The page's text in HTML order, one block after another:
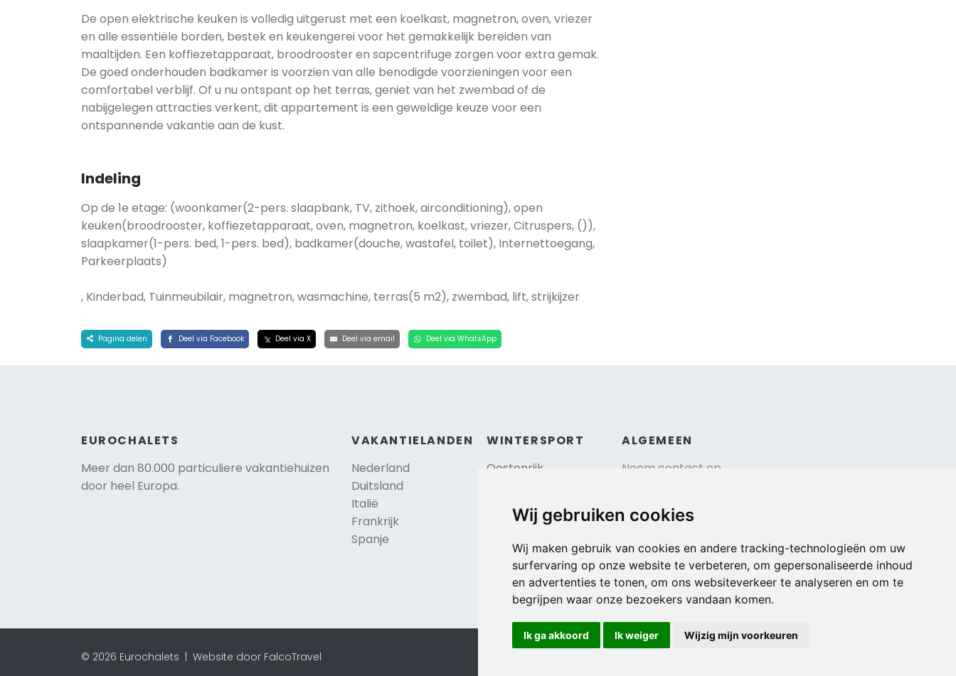
Wij gebruiken cookies
Wij maken gebruik van cookies en andere tracking-technologieën om uw
surfervaring op onze website te verbeteren, om gepersonaliseerde inhoud
en advertenties te tonen, om ons websiteverkeer te analyseren en om te
begrijpen waar onze bezoekers vandaan komen.
Ik ga akkoord Ik weiger Wijzig mijn voorkeuren
De open elektrische keuken is volledig uitgerust met een koelkast, magnetron, oven, vriezer
en alle essentiële borden, bestek en keukengerei voor het gemakkelijk bereiden van
maaltijden. Een koffiezetapparaat, broodrooster en sapcentrifuge zorgen voor extra gemak.
De goed onderhouden badkamer is voorzien van alle benodigde voorzieningen voor een
comfortabel verblijf. Of u nu ontspant op het terras, geniet van het zwembad of de
nabijgelegen attracties verkent, dit appartement is een geweldige keuze voor een
ontspannende vakantie aan de kust.
Indeling
Op de 1e etage: (woonkamer(2-pers. slaapbank, TV, zithoek, airconditioning), open
keuken(broodrooster, koffiezetapparaat, oven, magnetron, koelkast, vriezer, Citruspers, ()),
slaapkamer(1-pers. bed, 1-pers. bed), badkamer(douche, wastafel, toilet), Internettoegang,
Parkeerplaats)
, Kinderbad, Tuinmeubilair, magnetron, wasmachine, terras(5 m2), zwembad, lift, strijkijzer
Pagina delen Deel via Facebook Deel via X Deel via email Deel via WhatsApp
EUROCHALETS
Meer dan 80.000 particuliere vakantiehuizen
door heel Europa.
VAKANTIELANDEN
Nederland
Duitsland
Italië
Frankrijk
Spanje
WINTERSPORT
Oostenrijk
Zwitserland
Tsjechië
TIP
Duitsland
ALGEMEEN
Neem contact op
Reisverzekering afsluiten
Algemene voorwaarden
© 2026 Eurochalets | Website door FalcoTravel